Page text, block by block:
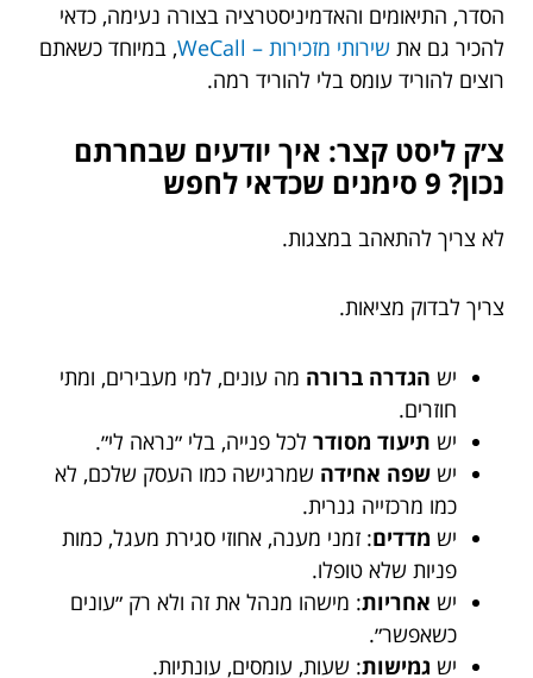
הסדר, התיאומים והאדמיניסטרציה בצורה נעימה, כדאי
להכיר גם את שירותי מזכירות – WeCall
, במיוחד כשאתם
רוצים להוריד עומס בלי להוריד רמה.
צ׳ק ליסט קצר: איך יודעים שבחרתם
נכון? 9 סימנים שכדאי לחפש
לא צריך להתאהב במצגות.
צריך לבדוק מציאות.
יש הגדרה ברורה מה עונים, למי מעבירים, ומתי
חוזרים.
יש תיעוד מסודר לכל פנייה, בלי ״נראה לי״.
יש שפה אחידה שמרגישה כמו העסק שלכם, לא
כמו מרכזייה גנרית.
יש מדדים: זמני מענה, אחוזי סגירת מעגל, כמות
פניות שלא טופלו.
יש אחריות: מישהו מנהל את זה ולא רק ״עונים
כשאפשר״.
יש גמישות: שעות, עומסים, עונתיות.